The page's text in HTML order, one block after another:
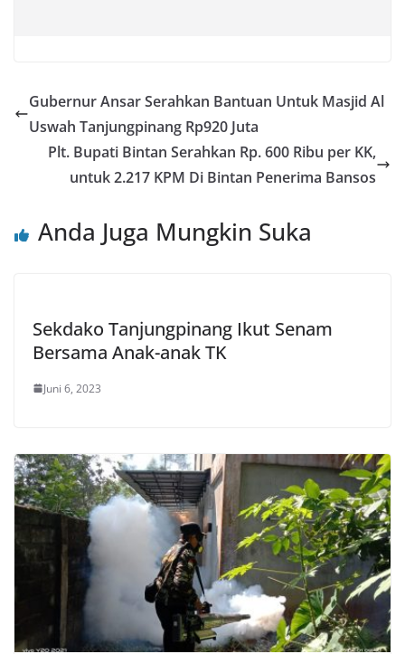
Gubernur Ansar Serahkan Bantuan Untuk Masjid Al
Uswah Tanjungpinang Rp920 Juta
Plt. Bupati Bintan Serahkan Rp. 600 Ribu per KK,
untuk 2.217 KPM Di Bintan Penerima Bansos
Anda Juga Mungkin Suka
Sekdako Tanjungpinang Ikut Senam
Bersama Anak-anak TK
Juni 6, 2023